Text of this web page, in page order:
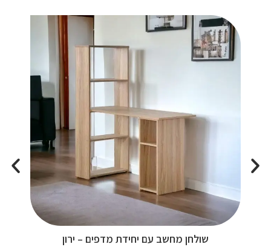
שולחן מחשב עם יחידת מדפים – ירון